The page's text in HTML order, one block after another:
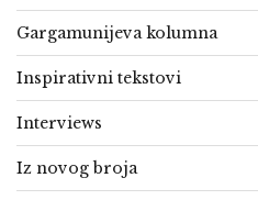
Gargamunijeva kolumna
Inspirativni tekstovi
Interviews
Iz novog broja